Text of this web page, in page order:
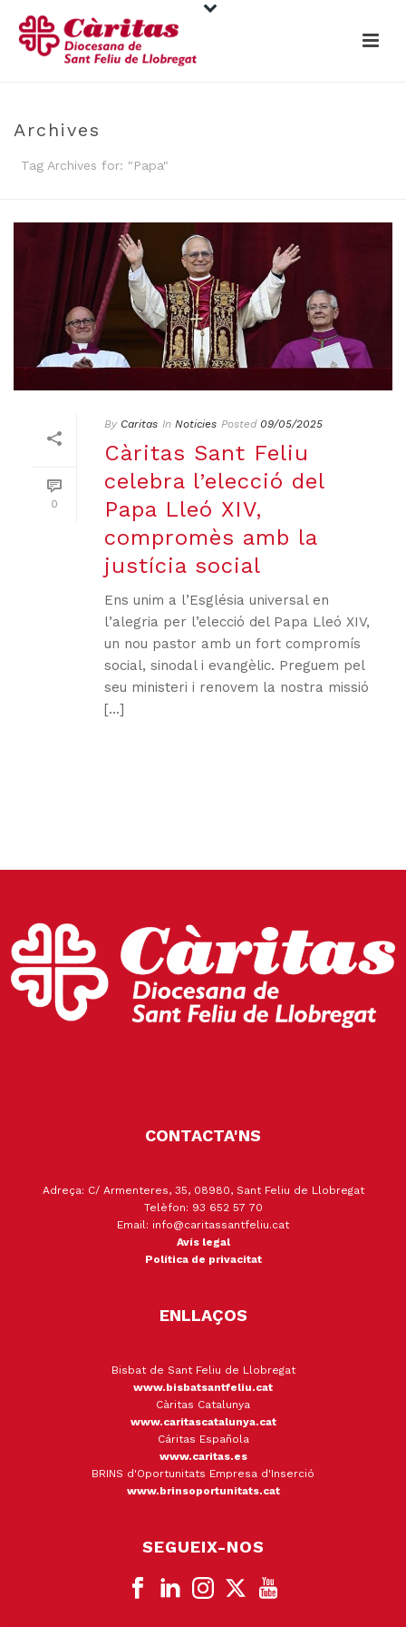
Archives
Tag Archives for: "Papa"
0
By Caritas In Noticies Posted 09/05/2025
Càritas Sant Feliu
celebra l’elecció del
Papa Lleó XIV,
compromès amb la
justícia social
Ens unim a l’Església universal en
l’alegria per l’elecció del Papa Lleó XIV,
un nou pastor amb un fort compromís
social, sinodal i evangèlic. Preguem pel
seu ministeri i renovem la nostra missió
[...]
CONTACTA'NS
Adreça: C/ Armenteres, 35, 08980, Sant Feliu de Llobregat
Telèfon: 93 652 57 70
Email: info@caritassantfeliu.cat
Avís legal
Política de privacitat
ENLLAÇOS
Bisbat de Sant Feliu de Llobregat
www.bisbatsantfeliu.cat
Càritas Catalunya
www.caritascatalunya.cat
Cáritas Española
www.caritas.es
BRINS d'Oportunitats Empresa d'Inserció
www.brinsoportunitats.cat
SEGUEIX-NOS